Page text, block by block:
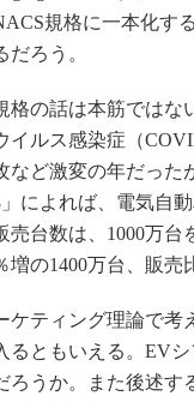
規格に一本化す
だろう。
の話は本筋ではな
イルス感染症（
など激変の年だった
」によれば、電気自
売台数は、1000万
増の1400万台、販売
ティング理論で考
るともいえる。EV
ろうか。また後述す